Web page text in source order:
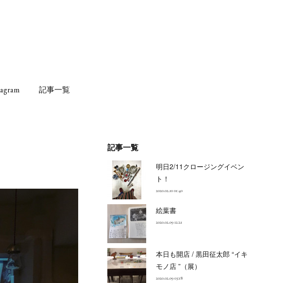
記事一覧
記事一覧
明日2/11クロージングイベン
ト！
2020.02.10 01:40
絵葉書
2020.02.09 12:21
本日も開店 / 黒田征太郎 “イキ
モノ店 ”（展）
2020.02.09 03:18